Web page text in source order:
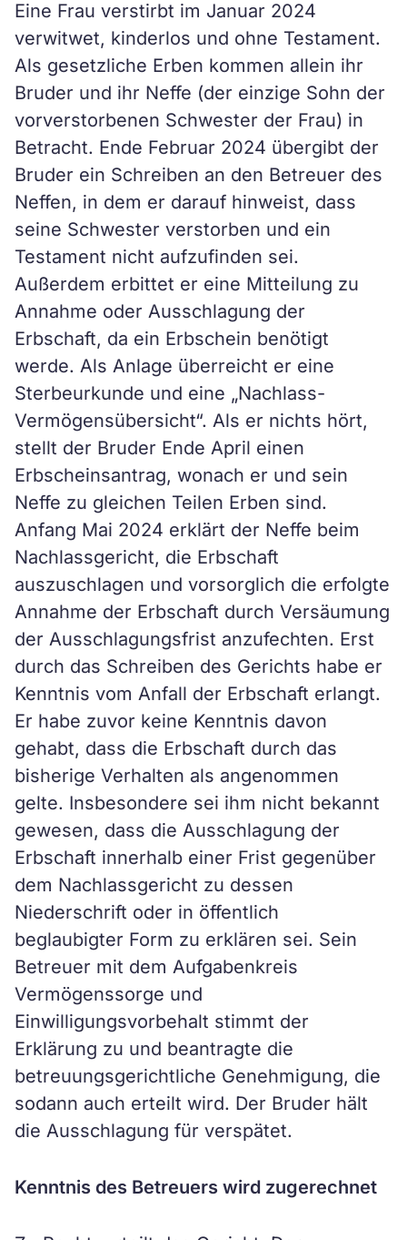
Eine Frau verstirbt im Januar 2024
verwitwet, kinderlos und ohne Testament.
Als gesetzliche Erben kommen allein ihr
Bruder und ihr Neffe (der einzige Sohn der
vorverstorbenen Schwester der Frau) in
Betracht. Ende Februar 2024 übergibt der
Bruder ein Schreiben an den Betreuer des
Neffen, in dem er darauf hinweist, dass
seine Schwester verstorben und ein
Testament nicht aufzufinden sei.
Außerdem erbittet er eine Mitteilung zu
Annahme oder Ausschlagung der
Erbschaft, da ein Erbschein benötigt
werde. Als Anlage überreicht er eine
Sterbeurkunde und eine „Nachlass-
Vermögensübersicht“. Als er nichts hört,
stellt der Bruder Ende April einen
Erbscheinsantrag, wonach er und sein
Neffe zu gleichen Teilen Erben sind.
Anfang Mai 2024 erklärt der Neffe beim
Nachlassgericht, die Erbschaft
auszuschlagen und vorsorglich die erfolgte
Annahme der Erbschaft durch Versäumung
der Ausschlagungsfrist anzufechten. Erst
durch das Schreiben des Gerichts habe er
Kenntnis vom Anfall der Erbschaft erlangt.
Er habe zuvor keine Kenntnis davon
gehabt, dass die Erbschaft durch das
bisherige Verhalten als angenommen
gelte. Insbesondere sei ihm nicht bekannt
gewesen, dass die Ausschlagung der
Erbschaft innerhalb einer Frist gegenüber
dem Nachlassgericht zu dessen
Niederschrift oder in öffentlich
beglaubigter Form zu erklären sei. Sein
Betreuer mit dem Aufgabenkreis
Vermögenssorge und
Einwilligungsvorbehalt stimmt der
Erklärung zu und beantragte die
betreuungsgerichtliche Genehmigung, die
sodann auch erteilt wird. Der Bruder hält
die Ausschlagung für verspätet.
Kenntnis des Betreuers wird zugerechnet